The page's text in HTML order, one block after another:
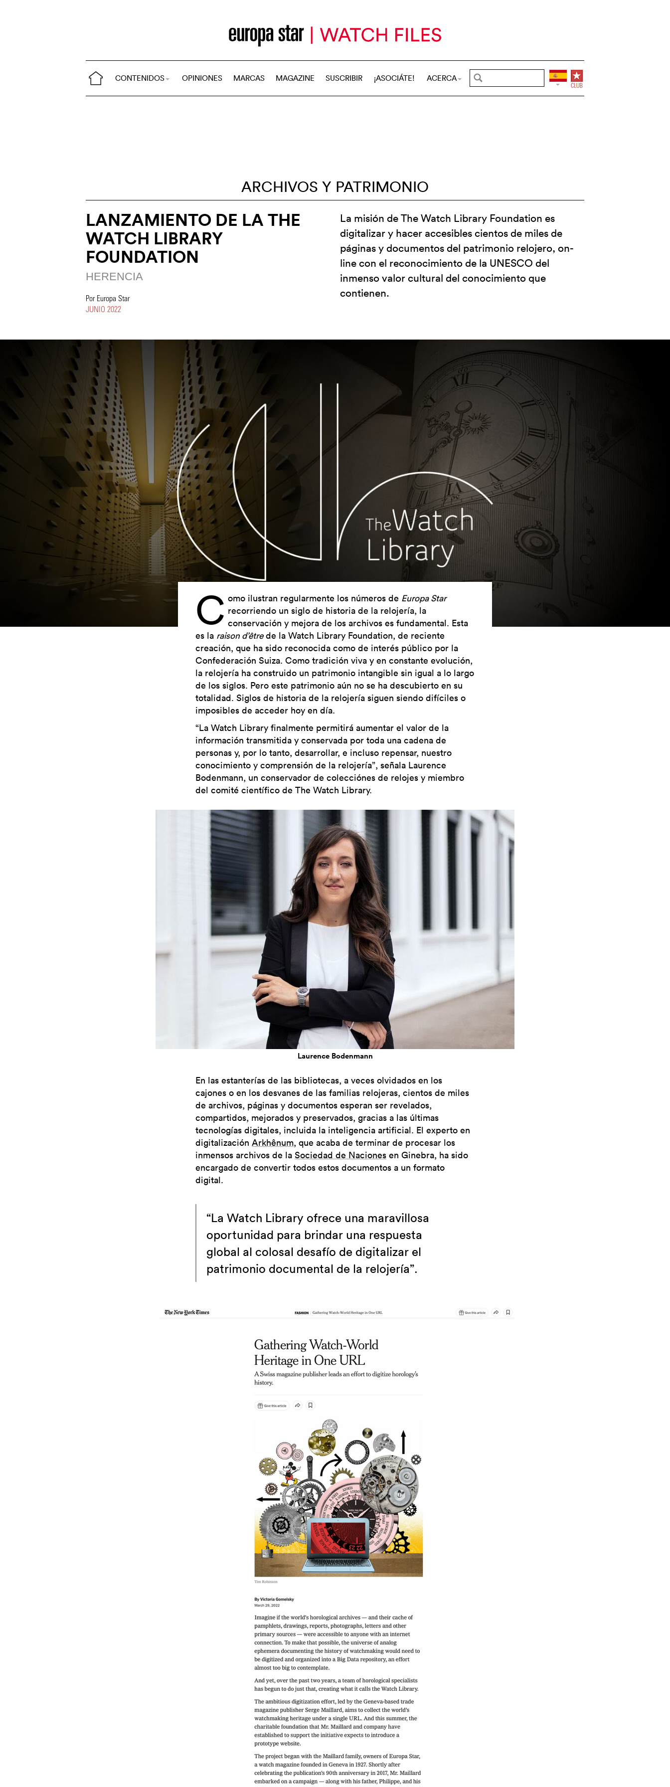
CONTENIDOS OPINIONES MARCAS MAGAZINE SUSCRIBIR ¡ASOCIÁTE! ACERCA
ARCHIVOS Y PATRIMONIO
LANZAMIENTO DE LA THE
WATCH LIBRARY
FOUNDATION
HERENCIA
Por Europa Star
JUNIO 2022
La misión de The Watch Library Foundation es
digitalizar y hacer accesibles cientos de miles de
páginas y documentos del patrimonio relojero, on-
line con el reconocimiento de la UNESCO del
inmenso valor cultural del conocimiento que
contienen.
C omo ilustran regularmente los números de Europa Star
recorriendo un siglo de historia de la relojería, la
conservación y mejora de los archivos es fundamental. Esta
es la raison d’êtrede la Watch Library Foundation, de reciente
creación, que ha sido reconocida como de interés público por la
Confederación Suiza. Como tradición viva y en constante evolución,
la relojería ha construido un patrimonio intangible sin igual a lo largo
de los siglos. Pero este patrimonio aún no se ha descubierto en su
totalidad. Siglos de historia de la relojería siguen siendo difíciles o
imposibles de acceder hoy en día.
“La Watch Library finalmente permitirá aumentar el valor de la
información transmitida y conservada por toda una cadena de
personas y, por lo tanto, desarrollar, e incluso repensar, nuestro
conocimiento y comprensión de la relojería”, señala Laurence
Bodenmann, un conservador de colecciónes de relojes y miembro
del comité científico de The Watch Library.
Laurence Bodenmann
En las estanterías de las bibliotecas, a veces olvidados en los
cajones o en los desvanes de las familias relojeras, cientos de miles
de archivos, páginas y documentos esperan ser revelados,
compartidos, mejorados y preservados, gracias a las últimas
tecnologías digitales, incluida la inteligencia artificial. El experto en
digitalización Arkhênum, que acaba de terminar de procesar los
inmensos archivos de la Sociedad de Naciones en Ginebra, ha sido
encargado de convertir todos estos documentos a un formato
digital.
“La Watch Library ofrece una maravillosa
oportunidad para brindar una respuesta
global al colosal desafío de digitalizar el
patrimonio documental de la relojería”.